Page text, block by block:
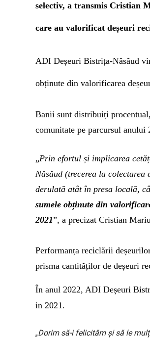
selectiv, a transmis Cristian
care au valorificat deșeuri
ADI Deșeuri Bistrița-Năsăud
obținute din valorificarea
Banii sunt distribuiți
comunitate pe parcursul anului
„Prin efortul și implicarea
Năsăud (trecerea la
derulată atât în presa locală,
sumele obținute din
2021”, a precizat Cristian
Performanța reciclării
prisma cantităților de deșeuri
În anul 2022, ADI Deșeuri
in 2021.
„Dorim să-i felicităm și să le